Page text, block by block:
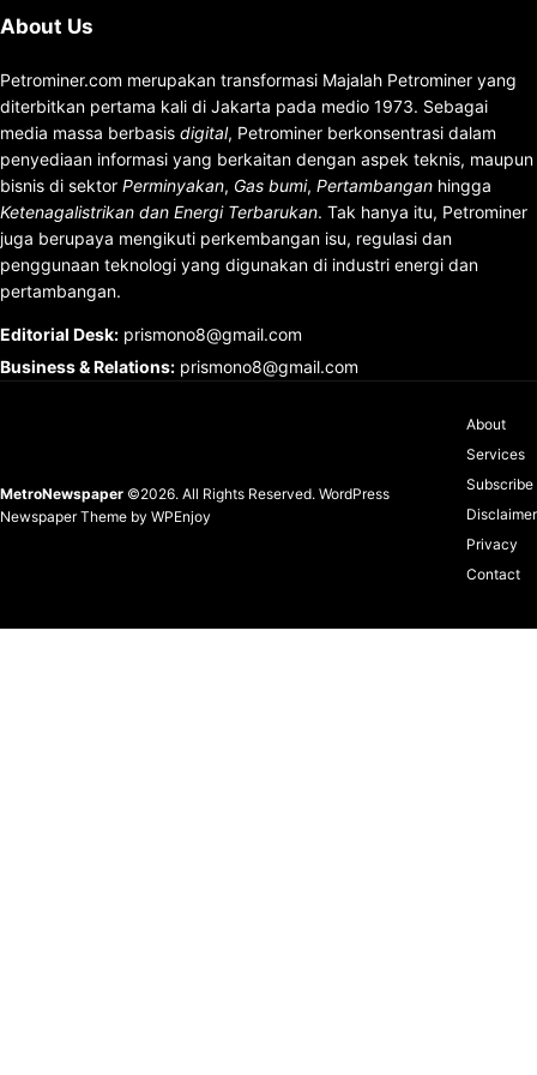
About Us
Petrominer.com merupakan transformasi Majalah Petrominer yang
diterbitkan pertama kali di Jakarta pada medio 1973. Sebagai
media massa berbasis digital, Petrominer berkonsentrasi dalam
penyediaan informasi yang berkaitan dengan aspek teknis, maupun
bisnis di sektor Perminyakan, Gas bumi, Pertambangan hingga
Ketenagalistrikan dan Energi Terbarukan. Tak hanya itu, Petrominer
juga berupaya mengikuti perkembangan isu, regulasi dan
penggunaan teknologi yang digunakan di industri energi dan
pertambangan.
Editorial Desk: prismono8@gmail.com
Business & Relations: prismono8@gmail.com
MetroNewspaper ©2026. All Rights Reserved. WordPress
Newspaper Theme by WPEnjoy
About
Services
Subscribe
Disclaimer
Privacy
Contact